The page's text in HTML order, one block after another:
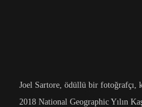
Joel Sartore, ödüllü bir fotoğrafçı,
2018 National Geographic Yılın